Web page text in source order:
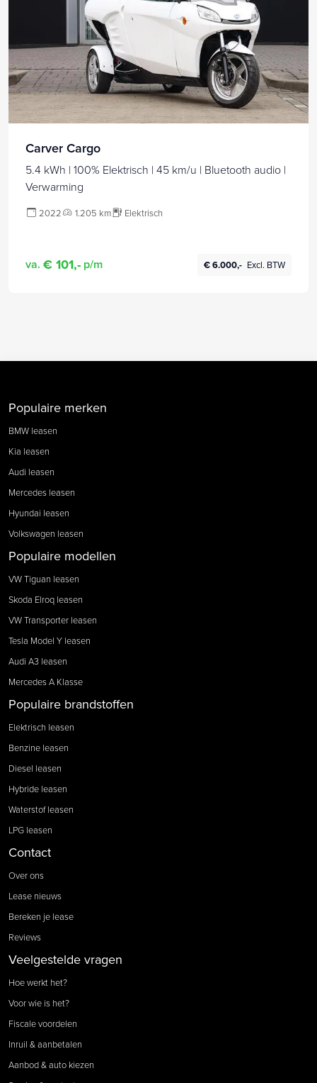
Carver Cargo
5.4 kWh | 100% Elektrisch | 45 km/u | Bluetooth audio |
Verwarming
2022 1.205 km Elektrisch
va. € 101,- p/m € 6.000,- Excl. BTW
Populaire merken
BMW leasen
Kia leasen
Audi leasen
Mercedes leasen
Hyundai leasen
Volkswagen leasen
Populaire modellen
VW Tiguan leasen
Skoda Elroq leasen
VW Transporter leasen
Tesla Model Y leasen
Audi A3 leasen
Mercedes A Klasse
Populaire brandstoffen
Elektrisch leasen
Benzine leasen
Diesel leasen
Hybride leasen
Waterstof leasen
LPG leasen
Contact
Over ons
Lease nieuws
Bereken je lease
Reviews
Veelgestelde vragen
Hoe werkt het?
Voor wie is het?
Fiscale voordelen
Inruil & aanbetalen
Aanbod & auto kiezen